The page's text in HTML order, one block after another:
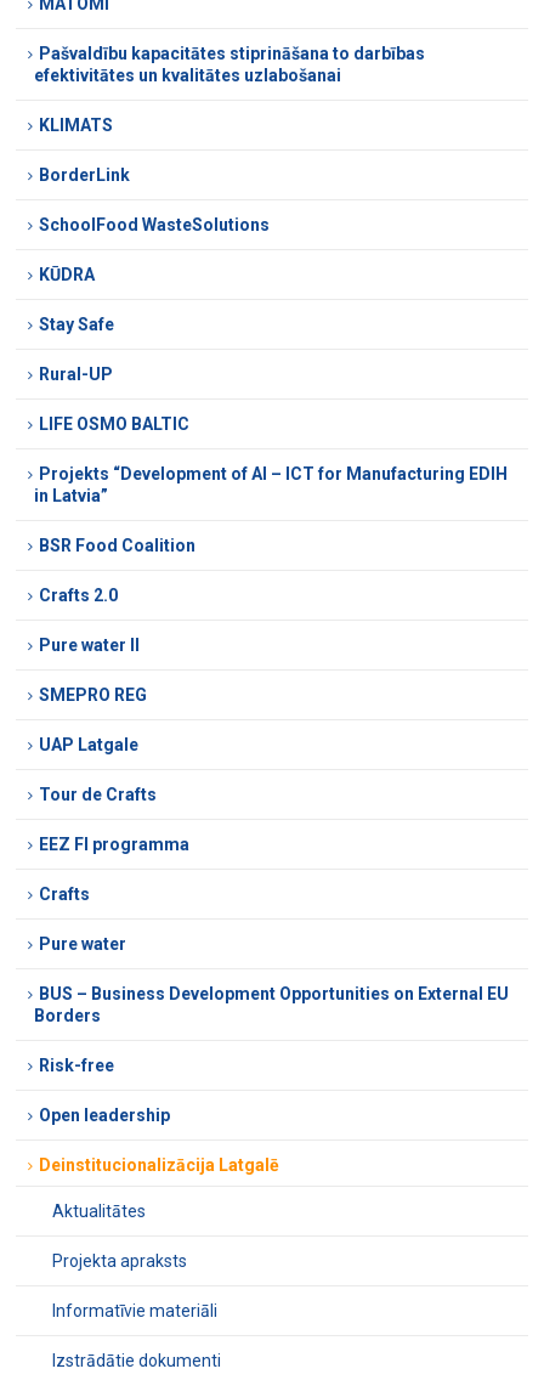
Pašvaldību kapacitātes stiprināšana to darbības
efektivitātes un kvalitātes uzlabošanai
KLIMATS
BorderLink
SchoolFood WasteSolutions
KŪDRA
Stay Safe
Rural-UP
LIFE OSMO BALTIC
Projekts “Development of AI – ICT for Manufacturing EDIH
in Latvia”
BSR Food Coalition
Crafts 2.0
Pure water II
SMEPRO REG
UAP Latgale
Tour de Crafts
EEZ FI programma
Crafts
Pure water
BUS – Business Development Opportunities on External EU
Borders
Risk-free
Open leadership
Deinstitucionalizācija Latgalē
Aktualitātes
Projekta apraksts
Informatīvie materiāli
Izstrādātie dokumenti